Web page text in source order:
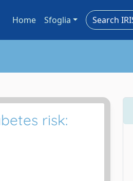
Home Sfoglia
risk: